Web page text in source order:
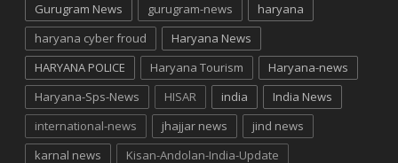
Gurugram News
gurugram-news
haryana
haryana cyber froud
Haryana News
HARYANA POLICE
Haryana Tourism
Haryana-news
Haryana-Sps-News
HISAR india
India News
international-news
jhajjar news
jind news
karnal news
Kisan-Andolan-India-Update